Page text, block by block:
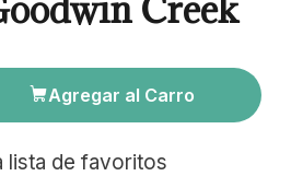
Agregar al Carro
lista de favoritos